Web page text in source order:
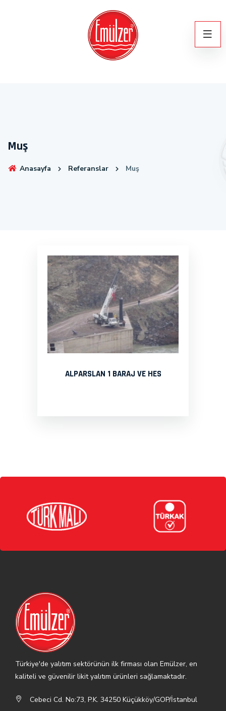
Muş
Anasayfa Referanslar Muş
ALPARSLAN 1 BARAJ VE HES
Türkiye'de yalıtım sektörünün ilk firması olan Emülzer, en
kaliteli ve güvenilir likit yalıtım ürünleri sağlamaktadır.
Cebeci Cd. No:73, P.K. 34250 Küçükköy/GOP/İstanbul